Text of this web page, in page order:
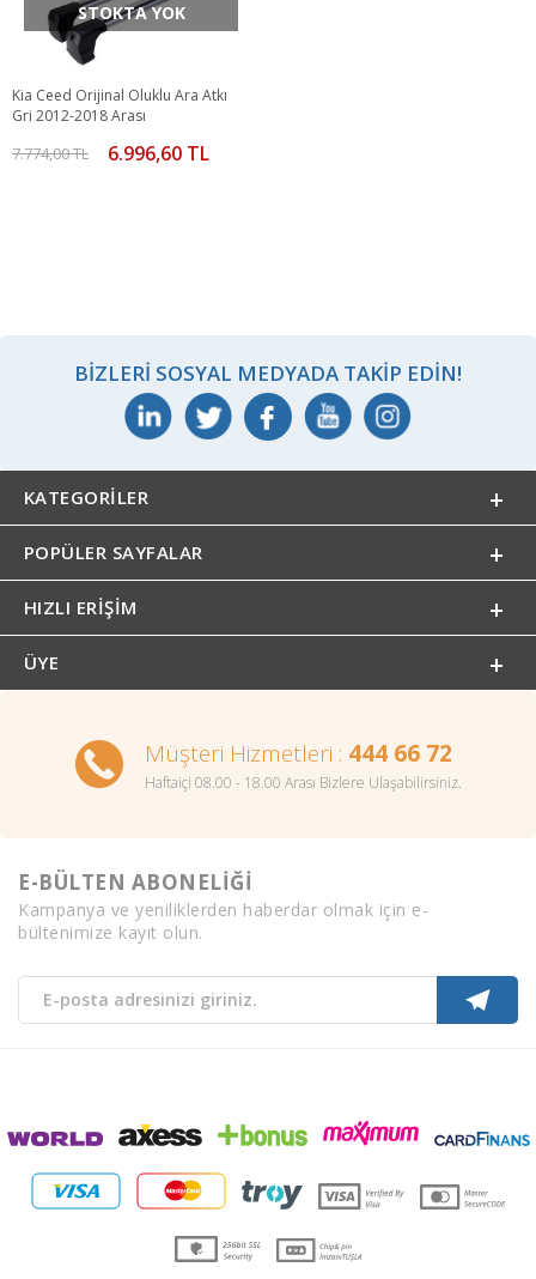
STOKTA YOK
Kia Ceed Orijinal Oluklu Ara Atkı
Gri 2012-2018 Arası
7.774,00 TL 6.996,60 TL
BIZLERI SOSYAL MEDYADA TAKIP EDIN!
KATEGORILER
POPÜLER SAYFALAR
HIZLI ERIŞIM
ÜYE
Müşteri Hizmetleri : 444 66 72
Haftaiçi 08.00 - 18.00 Arası Bizlere Ulaşabilirsiniz.
E-BÜLTEN ABONELİĞİ
Kampanya ve yeniliklerden haberdar olmak için e-
bültenimize kayıt olun.